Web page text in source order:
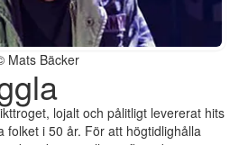
Mats Bäcker
lojalt och pålitligt levererat hits
folket i 50 år. För att högtidlighålla